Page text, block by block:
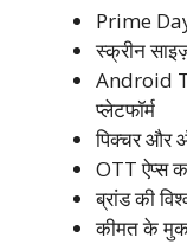
Prime
स्क्रीन
Android
प्लेटफॉर्म
पिक्चर और
OTT ऐप्स
ब्रांड की
कीमत के